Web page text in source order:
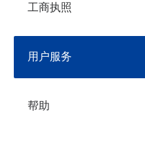
工商执照
用户服务
帮助